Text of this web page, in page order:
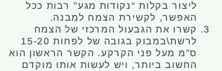
ליצור בקלות “נקודות מגע” רבות ככל
האפשר, לקשירת הצמח למבנה.
קשרו את הגבעול המרכזי של הצמח
לרשת\במבוק בגובה של לפחות 15-20
ס”מ מעל פני הקרקע. הקשר הראשון הוא
החשוב ביותר, ויש לעשות אותו מוקדם